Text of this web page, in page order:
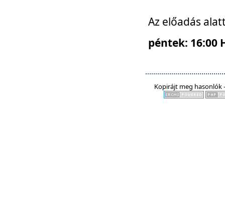
Az előadás
péntek: 16:00
Kopirájt meg hasonlók